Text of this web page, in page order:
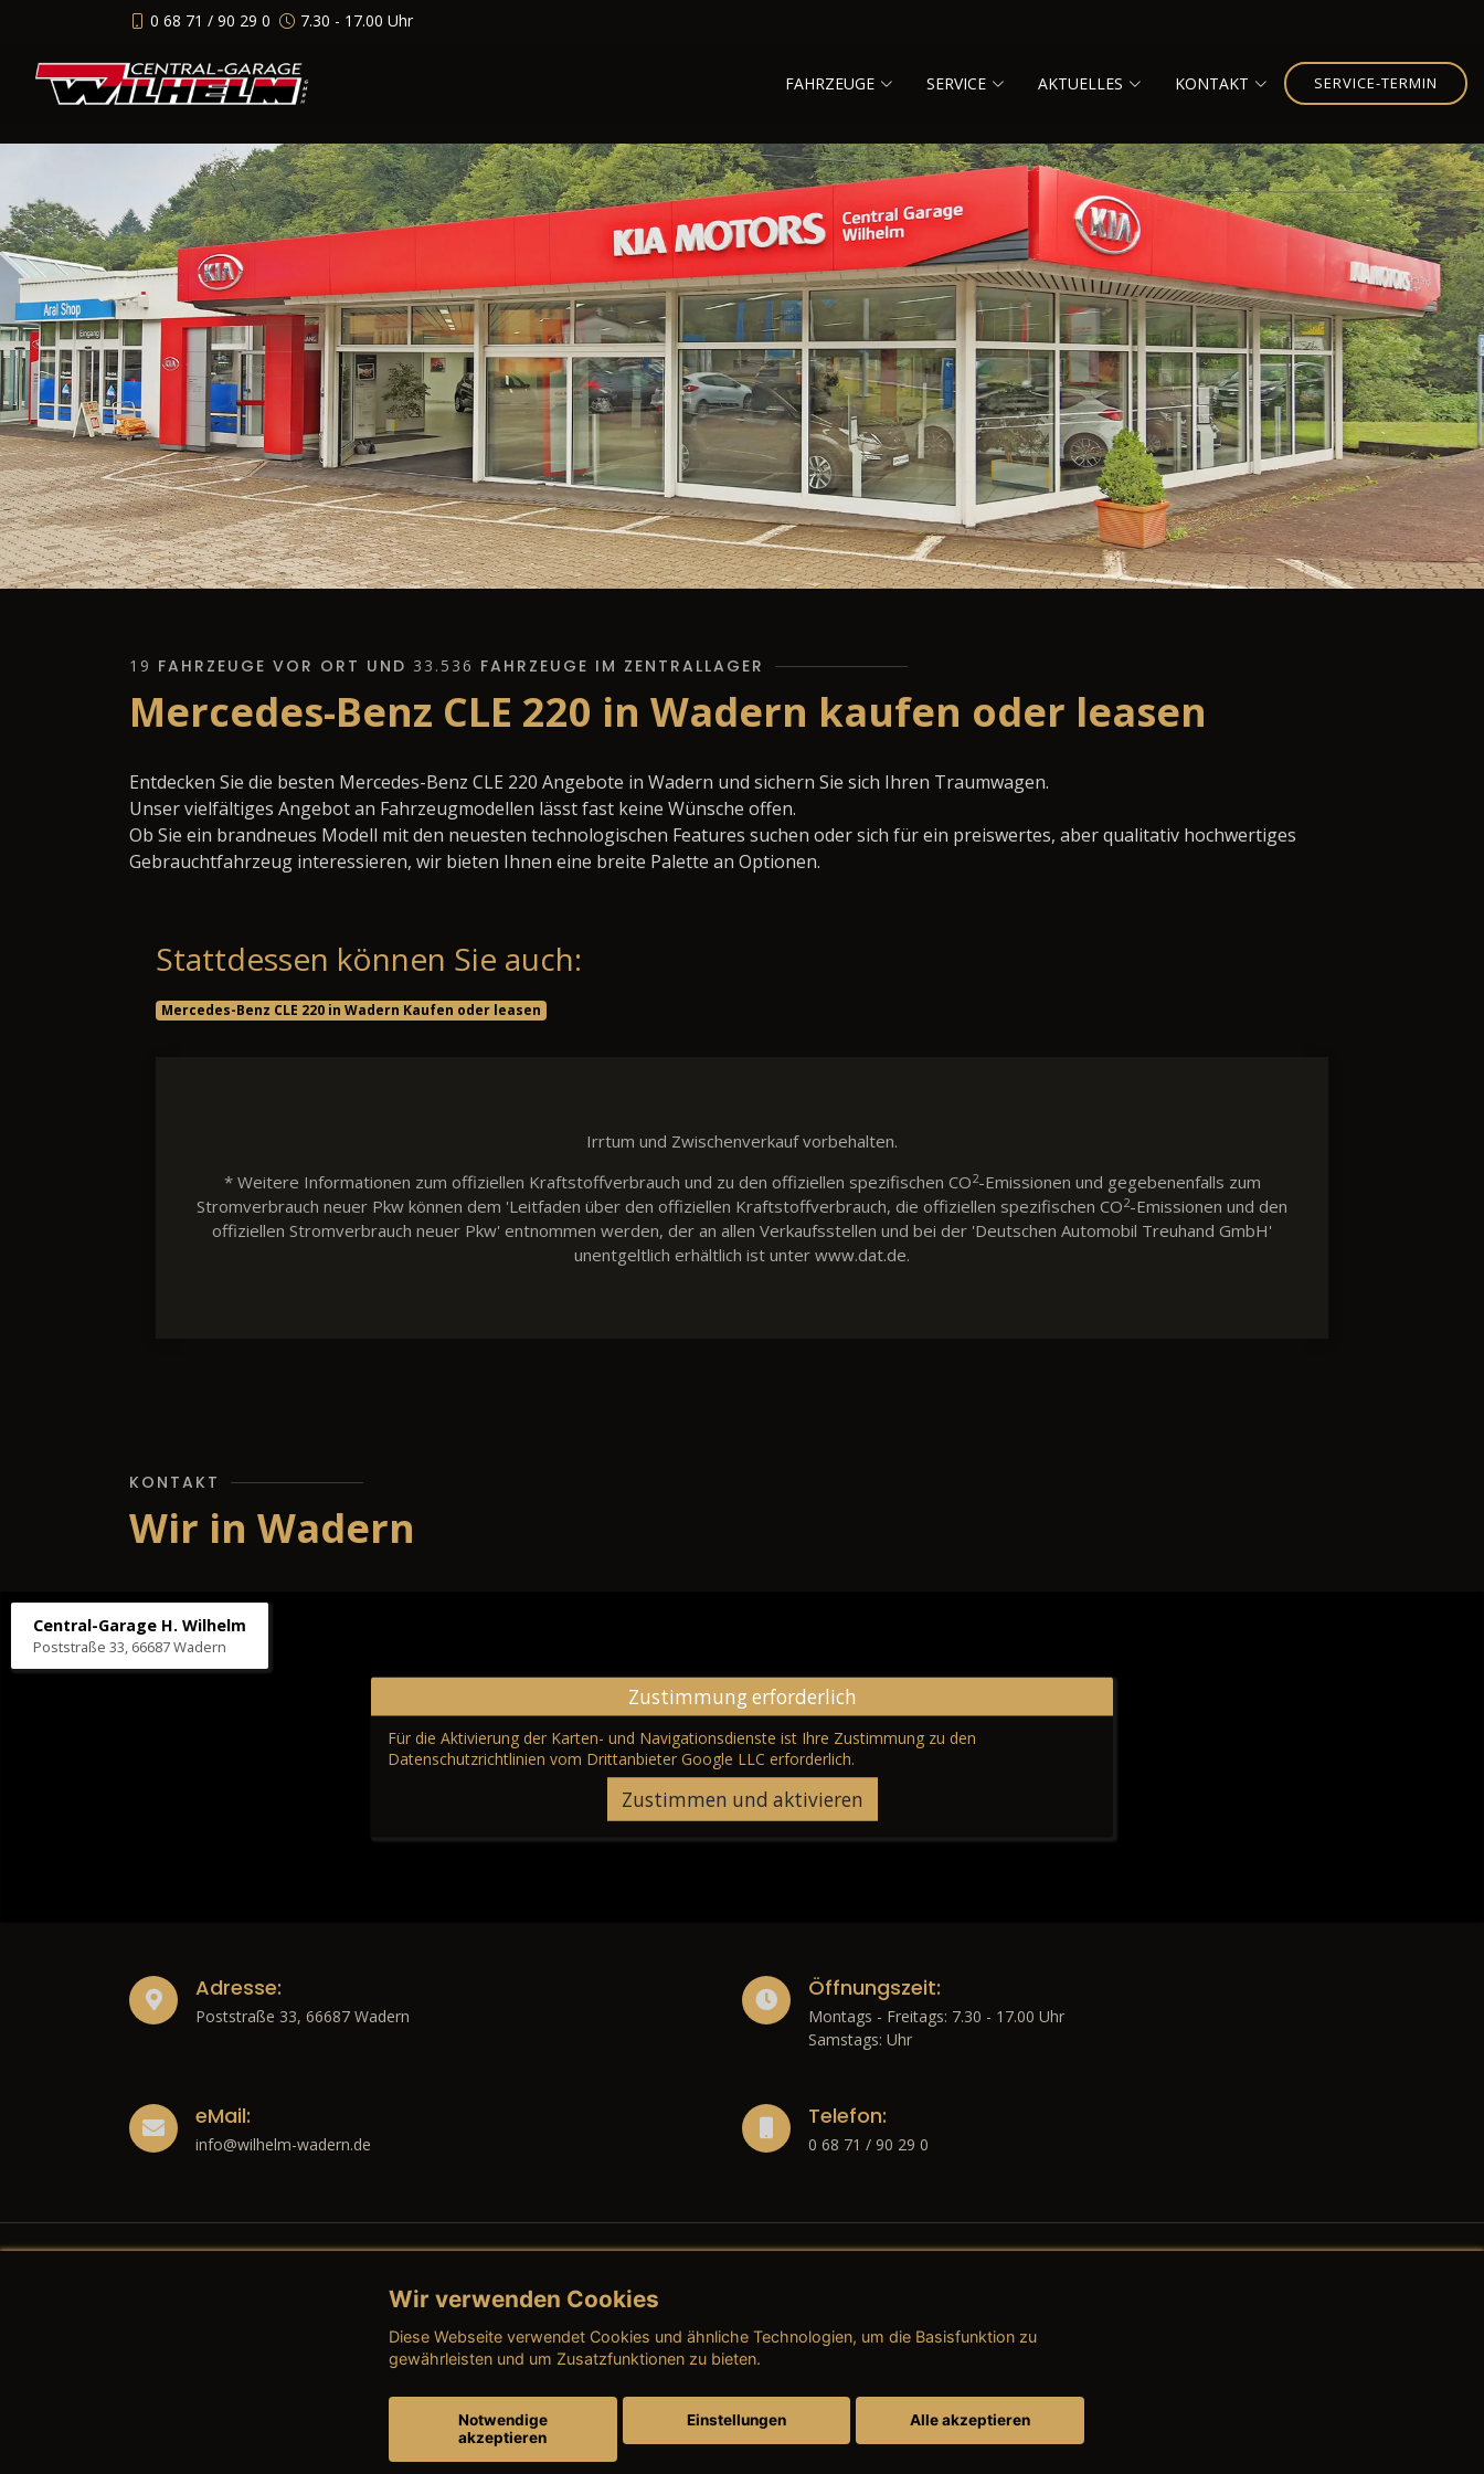
0 68 71 / 90 29 0 7.30 - 17.00 Uhr
FAHRZEUGE SERVICE AKTUELLES KONTAKT SERVICE-TERMIN
19 FAHRZEUGE VOR ORT UND 33.536 FAHRZEUGE IM ZENTRALLAGER
Mercedes-Benz CLE 220 in Wadern kaufen oder leasen
Entdecken Sie die besten Mercedes-Benz CLE 220 Angebote in Wadern und sichern Sie sich Ihren Traumwagen.
Unser vielfältiges Angebot an Fahrzeugmodellen lässt fast keine Wünsche offen.
Ob Sie ein brandneues Modell mit den neuesten technologischen Features suchen oder sich für ein preiswertes, aber qualitativ hochwertiges
Gebrauchtfahrzeug interessieren, wir bieten Ihnen eine breite Palette an Optionen.
Stattdessen können Sie auch:
Mercedes-Benz CLE 220 in Wadern Kaufen oder leasen
Irrtum und Zwischenverkauf vorbehalten.
* Weitere Informationen zum offiziellen Kraftstoffverbrauch und zu den offiziellen spezifischen CO2-Emissionen und gegebenenfalls zum
Stromverbrauch neuer Pkw können dem 'Leitfaden über den offiziellen Kraftstoffverbrauch, die offiziellen spezifischen CO2-Emissionen und den
offiziellen Stromverbrauch neuer Pkw' entnommen werden, der an allen Verkaufsstellen und bei der 'Deutschen Automobil Treuhand GmbH'
unentgeltlich erhältlich ist unter www.dat.de.
KONTAKT
Wir in Wadern
Central-Garage H. Wilhelm
Poststraße 33, 66687 Wadern
Zustimmung erforderlich
Für die Aktivierung der Karten- und Navigationsdienste ist Ihre Zustimmung zu den
Datenschutzrichtlinien vom Drittanbieter Google LLC erforderlich.
Zustimmen und aktivieren
Adresse:
Poststraße 33, 66687 Wadern
Öffnungszeit:
Montags - Freitags: 7.30 - 17.00 Uhr
Samstags: Uhr
eMail:
info@wilhelm-wadern.de
Telefon:
0 68 71 / 90 29 0
Rechtliches
→ Impressum
→ AGB (Neuwagen)
→ AGB (Teile & Zubehör)
Wir verwenden Cookies
Diese Webseite verwendet Cookies und ähnliche Technologien, um die Basisfunktion zu
gewährleisten und um Zusatzfunktionen zu bieten.
Notwendige
akzeptieren
Einstellungen Alle akzeptieren